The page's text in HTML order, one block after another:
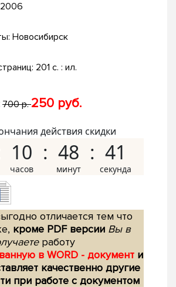
2006
Новосибирск
201 с. : ил.
700 р.250 руб.
действия скидки
10 48 40
отличается тем что
кроме PDF версии Вы в
работу
в WORD - документ и
качественно другие
при работе с документом